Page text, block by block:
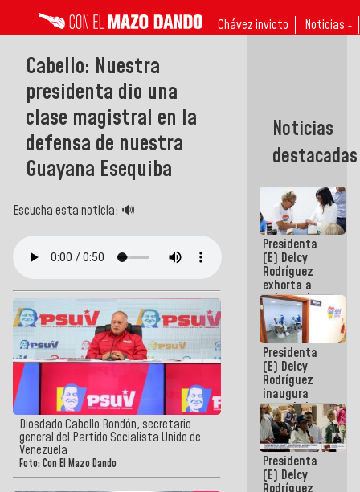
Chávez invicto Noticias ↓
Cabello: Nuestra
presidenta dio una
clase magistral en la
defensa de nuestra
Guayana Esequiba
Escucha esta noticia: 🔊
Diosdado Cabello Rondón, secretario
general del Partido Socialista Unido de
Venezuela
Foto: Con El Mazo Dando
Noticias
destacadas
Presidenta
(E) Delcy
Rodríguez
exhorta a
gobernadores
y alcaldes a
edificar
casas para
abuelos
Presidenta
(E) Delcy
Rodríguez
inaugura
casa de los
Abuelos
Primavera
en Caracas
Presidenta
(E) Delcy